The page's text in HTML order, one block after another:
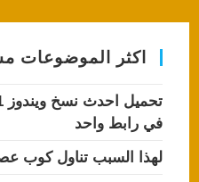
اكثر الموضوعات
في رابط واحد
لهذا السبب تناول كوب